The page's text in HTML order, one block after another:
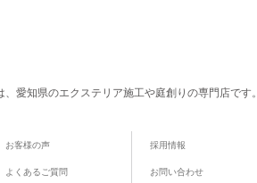
愛知県のエクステリア施工や庭創りの専門店です。
お客様の声
よくあるご質問
採用情報
お問い合わせ